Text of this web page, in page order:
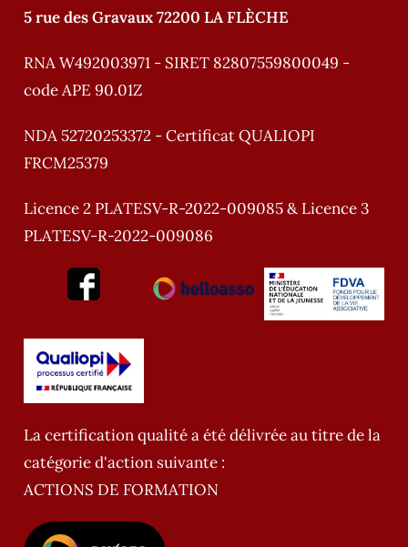
5 rue des Gravaux 72200 LA FLÈCHE
RNA W492003971 - SIRET 82807559800049 -
code APE 90.01Z
NDA 52720253372 - Certificat QUALIOPI
FRCM25379
Licence 2 PLATESV-R-2022-009085 & Licence 3
PLATESV-R-2022-009086
La certification qualité a été délivrée au titre de la
catégorie d'action suivante :
ACTIONS DE FORMATION